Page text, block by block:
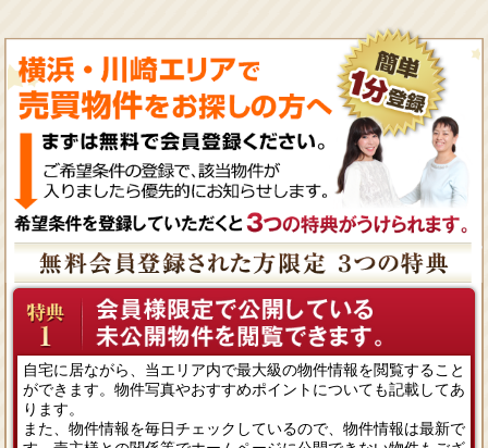
自宅に居ながら、当エリア内で最大級の物件情報を閲覧すること
ができます。物件写真やおすすめポイントについても記載してあ
ります。
また、物件情報を毎日チェックしているので、物件情報は最新で